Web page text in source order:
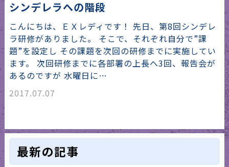
シンデレラへの階段
こんにちは、ＥＸレディです！ 先日、第8回シンデレ
ラ研修がありました。 そこで、それぞれ自分で”課
題”を設定し その課題を次回の研修までに実施してい
ます。 次回研修までに各部署の上長へ3回、報告会が
あるのですが 水曜日に…
2017.07.07
最新の記事